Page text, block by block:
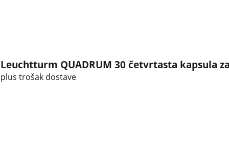
Leuchtturm QUADRUM 30 četvrtasta kapsula
plus trošak dostave